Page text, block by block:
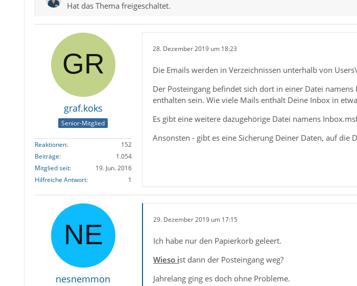
Hat das Thema freigeschaltet.
graf.koks
Senior-Mitglied
Reaktionen
152
Beiträge
1.054
Mitglied seit
19. Jun. 2016
Hilfreiche Antwort
1
28. Dezember 2019 um 18:23
Die Emails werden in Verzeichnissen unterhalb von
Der Posteingang befindet sich dort in einer Datei
enthalten sein. Wie viele Mails enthält Deine Inbox in
Es gibt eine weitere dazugehörige Datei namens
Ansonsten - gibt es eine Sicherung Deiner Daten, auf die
nesnemmon
29. Dezember 2019 um 17:15
Ich habe nur den Papierkorb geleert.
Wieso ist dann der Posteingang weg?
Jahrelang ging es doch ohne Probleme.